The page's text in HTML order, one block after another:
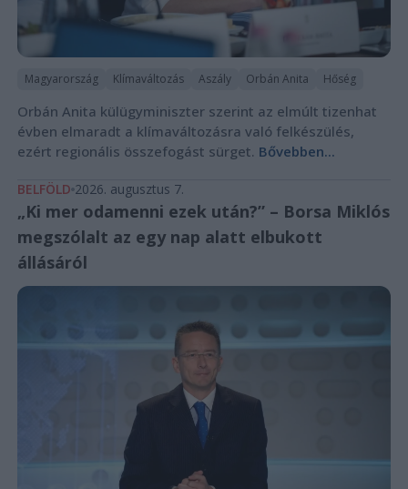
Magyarország Klímaváltozás Aszály Orbán Anita Hőség
Orbán Anita külügyminiszter szerint az elmúlt tizenhat
évben elmaradt a klímaváltozásra való felkészülés,
ezért regionális összefogást sürget. Bővebben...
BELFÖLD 2026. augusztus 7.
„Ki mer odamenni ezek után?” – Borsa Miklós
megszólalt az egy nap alatt elbukott
állásáról